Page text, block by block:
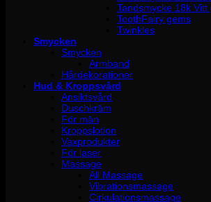
Tandsmycke 18k Vitt
ToothFairy gems
Twinkles
Smycken
Smycken
Armband
Hårdekorationer
Hud & Kroppsvård
Ansiktsvård
Duschkräm
För män
Kroppslotion
Vaxprodukter
För laser
Massage
All Massage
Vibrationsmassage
Cirkulationsmassage